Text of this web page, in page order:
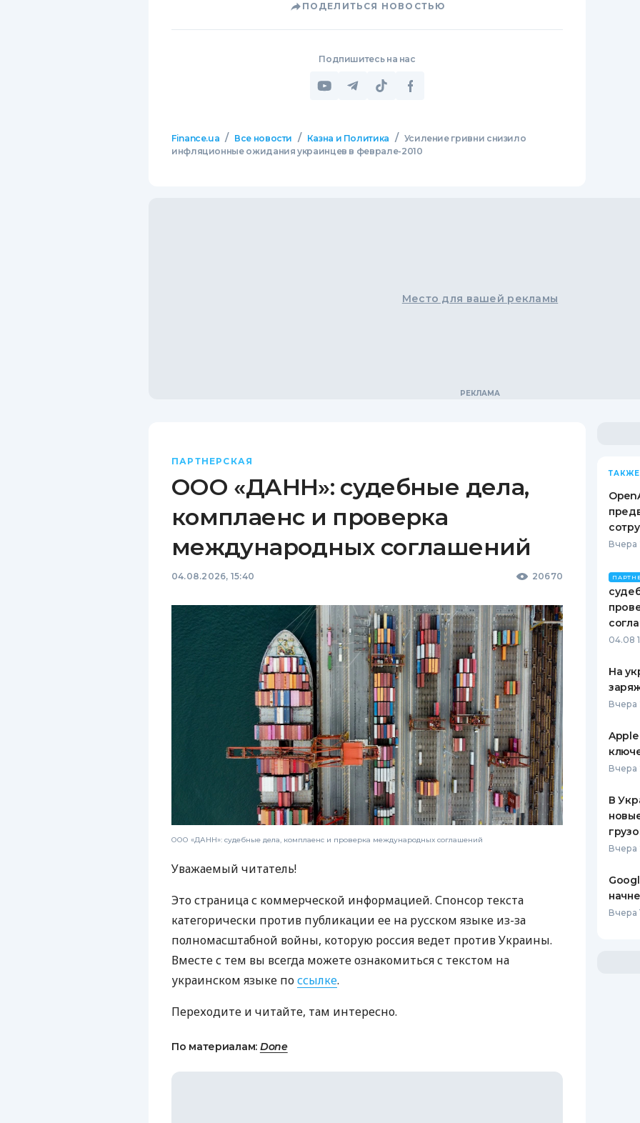
ПОДЕЛИТЬСЯ НОВОСТЬЮ
Подпишитесь на нас
Finance.ua / Все новости / Казна и Политика / Усиление гривни снизило
инфляционные ожидания украинцев в феврале-2010
Место для вашей рекламы
ПАРТНЕРСКАЯ
ООО «ДАНН»: судебные дела,
комплаенс и проверка
международных соглашений
04.08.2026, 15:40 20670
ООО «ДАНН»: судебные дела, комплаенс и проверка международных соглашений
Уважаемый читатель!
Это страница с коммерческой информацией. Спонсор текста
категорически против публикации ее на русском языке из-за
полномасштабной войны, которую россия ведет против Украины.
Вместе с тем вы всегда можете ознакомиться с текстом на
украинском языке поссылке.
Переходите и читайте, там интересно.
По материалам: Done
Вчера
04.08
На
Вчера
Вчера
В
Вчера
Вчера